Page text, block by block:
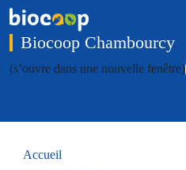
Biocoop Chambourcy
(s’ouvre dans une nouvelle fenêtre)
Accueil